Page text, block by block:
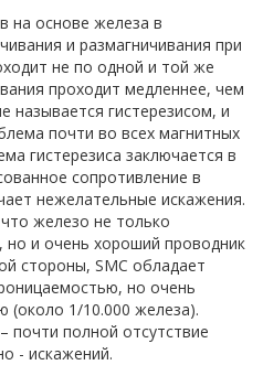
на основе железа в
и размагничивания при
не по одной и той же
проходит медленнее, чем
называется гистерезисом, и
почти во всех магнитных
гистерезиса заключается в
сопротивление в
нежелательные искажения.
железо не только
но и очень хороший проводник
стороны, SMC обладает
но очень
(около 1/10.000 железа).
почти полной отсутствие
- искажений.